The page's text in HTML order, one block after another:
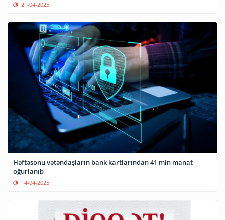
21-04-2025
Həftəsonu vətəndaşların bank kartlarından 41 min manat
oğurlanıb
14-04-2025